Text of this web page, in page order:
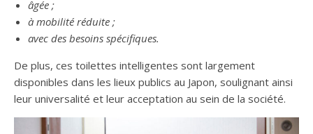
âgée ;
à mobilité réduite ;
avec des besoins spécifiques.
De plus, ces toilettes intelligentes sont largement
disponibles dans les lieux publics au Japon, soulignant ainsi
leur universalité et leur acceptation au sein de la société.